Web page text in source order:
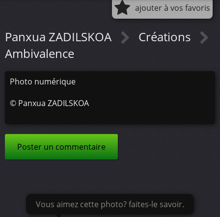
ajouter à vos favoris
Panxua ZADILSKOA
Créations
Ambivalence
Photo numérique
© Panxua ZADILSKOA
Poster un commentaire
Vous aimez cette photo? faites-le savoir.